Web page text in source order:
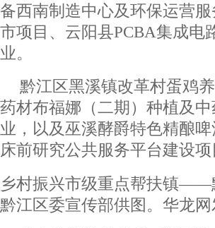
备西南制造中心及环保运营
市项目、云阳县PCBA集成电
业。
黔江区黑溪镇改革村蛋鸡
药材布福娜（二期）种植及
业，以及巫溪酵爵特色精酿
床前研究公共服务平台建设项
乡村振兴市级重点帮扶镇——
黔江区委宣传部供图。华龙网